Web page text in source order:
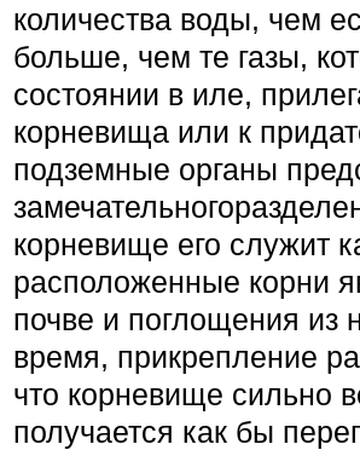
количества воды, чем
больше, чем те газы,
состоянии в иле,
корневища или к
подземные органы
корневище его служит
расположенные корни
почве и поглощения из
время, прикрепление
что корневище сильно
получается как бы